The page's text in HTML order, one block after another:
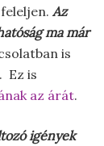
Az
ma már
is
Ez is
az árát.
igények